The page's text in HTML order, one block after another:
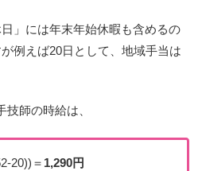
」には年末年始休暇も含めるの
例えば20日として、地域手当は
師の時給は、
20))＝ 1,290円